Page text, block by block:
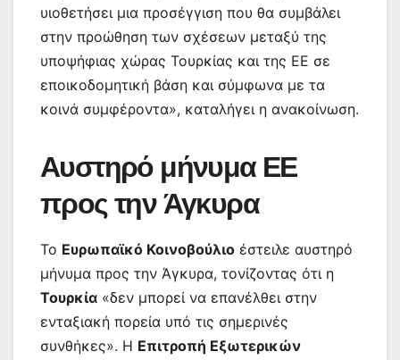
υιοθετήσει μια προσέγγιση που θα συμβάλει
στην προώθηση των σχέσεων μεταξύ της
υποψήφιας χώρας Τουρκίας και της ΕΕ σε
εποικοδομητική βάση και σύμφωνα με τα
κοινά συμφέροντα», καταλήγει η ανακοίνωση.
Αυστηρό μήνυμα ΕΕ
προς την Άγκυρα
Το Ευρωπαϊκό Κοινοβούλιο έστειλε αυστηρό
μήνυμα προς την Άγκυρα, τονίζοντας ότι η
Τουρκία «δεν μπορεί να επανέλθει στην
ενταξιακή πορεία υπό τις σημερινές
συνθήκες». Η Επιτροπή Εξωτερικών